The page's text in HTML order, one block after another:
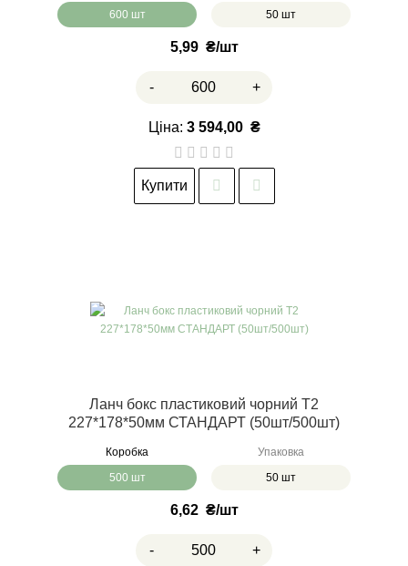
600 шт
50 шт
5,99 ₴
- +
Ціна: 3 594,00 ₴
Купити
Ланч бокс пластиковий чорний Т2
227*178*50мм СТАНДАРТ (50шт/500шт)
Коробка
500 шт
Упаковка
50 шт
6,62 ₴
- +